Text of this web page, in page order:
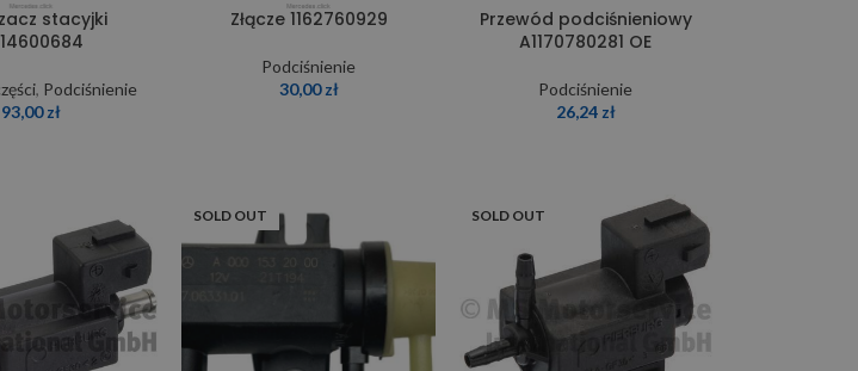
stacyjki
, Podciśnienie
93,00zł
Złącze 1162760929
Podciśnienie
30,00zł
Przewód podciśnieniowy
A1170780281 OE
Podciśnienie
26,24 zł
SOLD OUT SOLD OUT